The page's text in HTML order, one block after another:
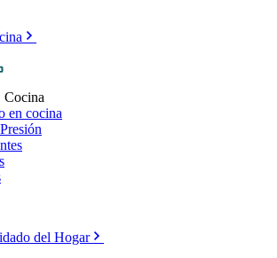
Cocina
en cocina
del Hogar